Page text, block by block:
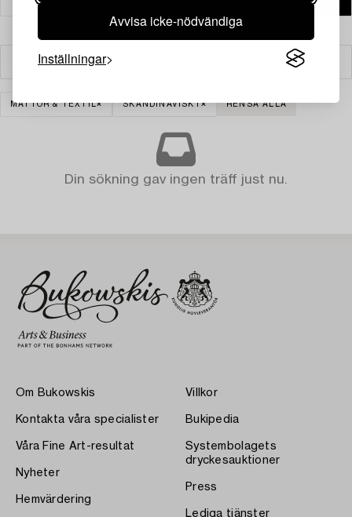
Avvisa icke-nödvändiga
Inställningar
MATTOR & TEXTIL SKANDINAVISKT RENSA ALLA
Din sökning gav ingen träff just nu.
Om Bukowskis
Kontakta våra specialister
Våra Fine Art-resultat
Nyheter
Hemvärdering
Villkor
Bukipedia
Systembolagets
dryckesauktioner
Press
Lediga tjänster